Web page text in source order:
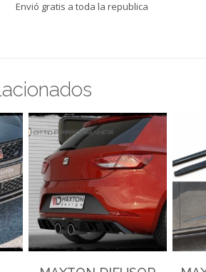
Envió gratis a toda la republica